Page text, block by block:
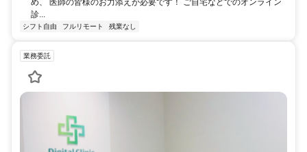
診...
シフト自由 フルリモート 残業なし
業務委託